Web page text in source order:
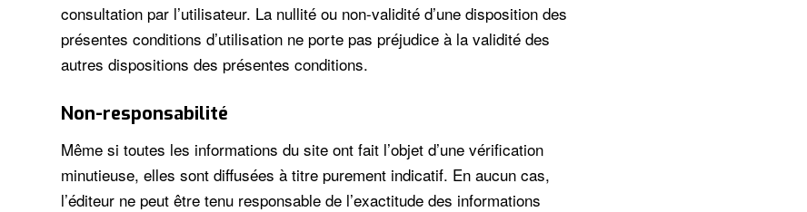
consultation par l’utilisateur. La nullité ou non-validité d’une disposition des
présentes conditions d’utilisation ne porte pas préjudice à la validité des
autres dispositions des présentes conditions.
Non-responsabilité
Même si toutes les informations du site ont fait l’objet d’une vérification
minutieuse, elles sont diffusées à titre purement indicatif. En aucun cas,
l’éditeur ne peut être tenu responsable de l’exactitude des informations